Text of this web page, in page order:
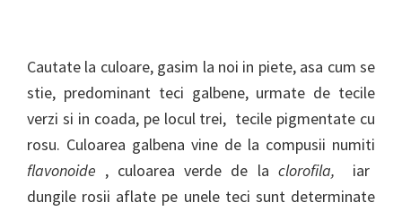
Cautate la culoare, gasim la noi in piete, asa cum se
stie, predominant teci galbene, urmate de tecile
verzi si in coada, pe locul trei, tecile pigmentate cu
rosu. Culoarea galbena vine de la compusii numiti
flavonoide , culoarea verde de la clorofila, iar
dungile rosii aflate pe unele teci sunt determinate